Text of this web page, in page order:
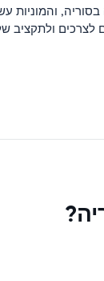
לצרכים ולתקציב